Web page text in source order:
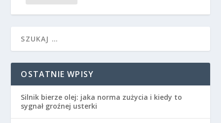
OSTATNIE WPISY
Silnik bierze olej: jaka norma zużycia i kiedy to
sygnał groźnej usterki